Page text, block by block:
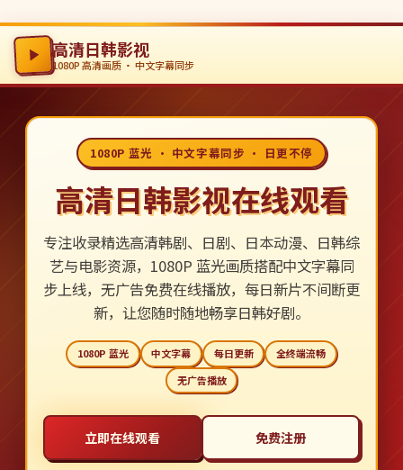
高清日韩影视
1080P 高清画质 · 中文字幕同步
1080P 蓝光 · 中文字幕同步 · 日更不停
高清日韩影视在线观看
专注收录精选高清韩剧、日剧、日本动漫、日韩综
艺与电影资源，1080P 蓝光画质搭配中文字幕同
步上线，无广告免费在线播放，每日新片不间断更
新，让您随时随地畅享日韩好剧。
1080P 蓝光 中文字幕 每日更新
全终端流畅
无广告播放
立即在线观看 免费注册